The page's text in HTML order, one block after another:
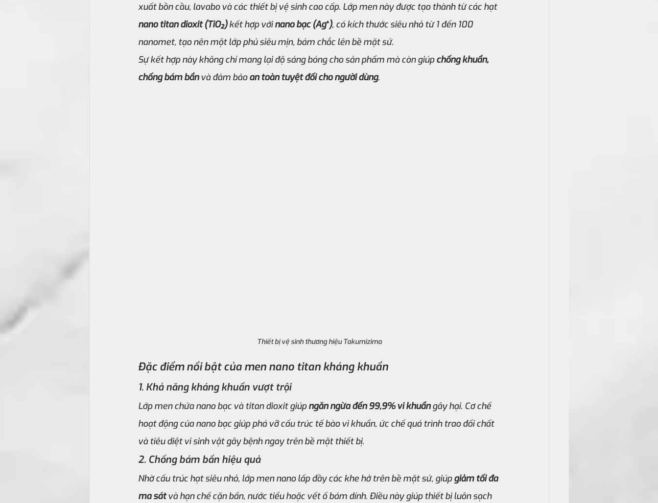
xuất bồn cầu, lavabo và các thiết bị vệ sinh cao cấp. Lớp men này được tạo thành từ các hạt
nano titan dioxit (TiO₂) kết hợp với nano bạc (Ag⁺), có kích thước siêu nhỏ từ 1 đến 100
nanomet, tạo nên một lớp phủ siêu mịn, bám chắc lên bề mặt sứ.
Sự kết hợp này không chỉ mang lại độ sáng bóng cho sản phẩm mà còn giúp chống khuẩn,
chống bám bẩn và đảm bảo an toàn tuyệt đối cho người dùng.
Thiết bị vệ sinh thương hiệu Takumizima
Đặc điểm nổi bật của men nano titan kháng khuẩn
1. Khả năng kháng khuẩn vượt trội
Lớp men chứa nano bạc và titan dioxit giúp ngăn ngừa đến 99,9% vi khuẩn gây hại. Cơ chế
hoạt động của nano bạc giúp phá vỡ cấu trúc tế bào vi khuẩn, ức chế quá trình trao đổi chất
và tiêu diệt vi sinh vật gây bệnh ngay trên bề mặt thiết bị.
2. Chống bám bẩn hiệu quả
Nhờ cấu trúc hạt siêu nhỏ, lớp men nano lấp đầy các khe hở trên bề mặt sứ, giúp giảm tối đa
ma sát và hạn chế cặn bẩn, nước tiểu hoặc vết ố bám dính. Điều này giúp thiết bị luôn sạch